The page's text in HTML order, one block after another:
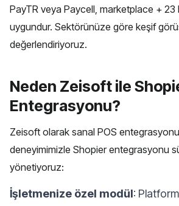
PayTR veya Paycell, marketplace + 23
uygundur. Sektörünüze göre keşif
değerlendiriyoruz.
Neden Zeisoft ile
Entegrasyonu?
Zeisoft olarak sanal POS entegrasyonu
deneyimimizle Shopier entegrasyonu
yönetiyoruz:
İşletmenize özel modül: